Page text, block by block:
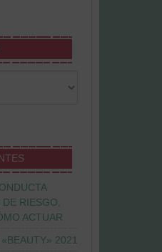
RIESGO,
ACTUAR
2021